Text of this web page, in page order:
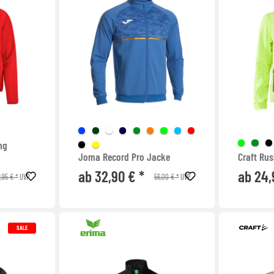
€ *UVP
Joma Record Pro Jacke
ab 32,90 € * 56,00 € *UVP
Craft
ab
SALE